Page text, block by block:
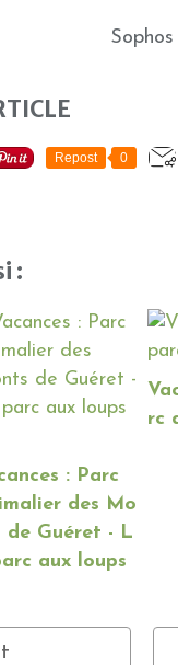
Sophos
Repost 0
:
: Parc
des Mo
de Guéret - L
aux loups
rc